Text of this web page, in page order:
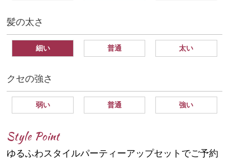
髪の太さ
細い 普通 太い
クセの強さ
弱い 普通 強い
Style Point
ゆるふわスタイルパーティーアップセットでご予約